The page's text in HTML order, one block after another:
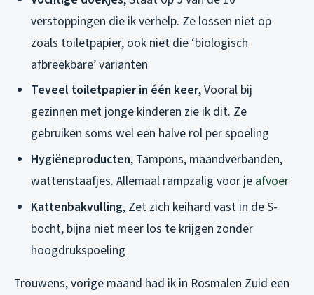
verstoppingen die ik verhelp. Ze lossen niet op
zoals toiletpapier, ook niet die ‘biologisch
afbreekbare’ varianten
Teveel toiletpapier in één keer, Vooral bij
gezinnen met jonge kinderen zie ik dit. Ze
gebruiken soms wel een halve rol per spoeling
Hygiëneproducten, Tampons, maandverbanden,
wattenstaafjes. Allemaal rampzalig voor je afvoer
Kattenbakvulling, Zet zich keihard vast in de S-
bocht, bijna niet meer los te krijgen zonder
hoogdrukspoeling
Trouwens, vorige maand had ik in Rosmalen Zuid een